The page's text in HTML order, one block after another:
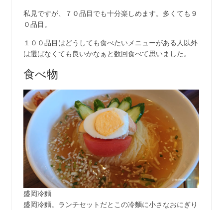
私見ですが、７０品目でも十分楽しめます。多くても９
０品目。
１００品目はどうしても食べたいメニューがある人以外
は選ばなくても良いかなぁと数回食べて思いました。
食べ物
盛岡冷麵
盛岡冷麵。ランチセットだとこの冷麵に小さなおにぎり